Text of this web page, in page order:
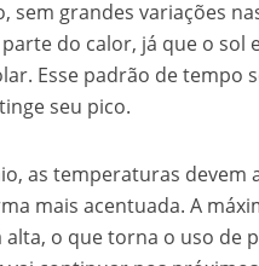
sem grandes variações
do calor, já que o sol
Esse padrão de tempo
seu pico.
as temperaturas devem
mais acentuada. A
alta, o que torna o uso de